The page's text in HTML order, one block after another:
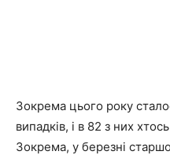
Зокрема цього року
випадків, і в 82 з них
Зокрема, у березні